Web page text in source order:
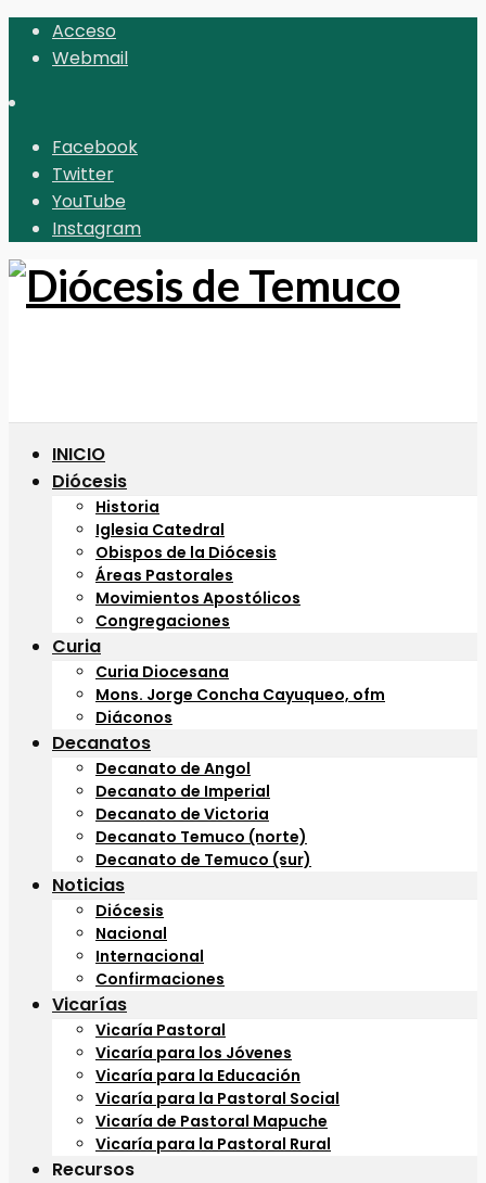
Acceso
Webmail
Facebook
Twitter
YouTube
Instagram
INICIO
Diócesis
Historia
Iglesia Catedral
Obispos de la Diócesis
Áreas Pastorales
Movimientos Apostólicos
Congregaciones
Curia
Curia Diocesana
Mons. Jorge Concha Cayuqueo, ofm
Diáconos
Decanatos
Decanato de Angol
Decanato de Imperial
Decanato de Victoria
Decanato Temuco (norte)
Decanato de Temuco (sur)
Noticias
Diócesis
Nacional
Internacional
Confirmaciones
Vicarías
Vicaría Pastoral
Vicaría para los Jóvenes
Vicaría para la Educación
Vicaría para la Pastoral Social
Vicaría de Pastoral Mapuche
Vicaría para la Pastoral Rural
Recursos